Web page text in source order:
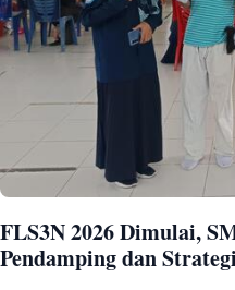
FLS3N 2026 Dimulai,
Pendamping dan